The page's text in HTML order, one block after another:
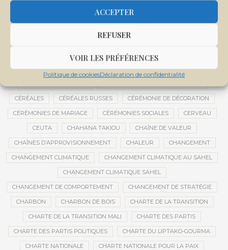
ACCEPTER
REFUSER
VOIR LES PRÉFÉRENCES
Politique de cookiesDéclaration de confidentialité
CENTRE D'INTELLIGENCE ARTIFICIELLE
CENTRE DE SANTÉ COMMUNAUTAIRE CENTRE DU MALI
CENTRE INTERNATIONAL DE CONFÉRENCES DE BAMAKO
CENTRE MALI
CENTRE NATIONAL DES EXAMENS ET CONCOURS DE L’ÉDUCATION
CÉRÉALES CÉRÉALES RUSSES CÉRÉMONIE DE DÉCORATION
CÉRÉMONIES DE MARIAGE CÉRÉMONIES SOCIALES CERVEAU
CEUTA CHAHANA TAKIOU CHAÎNE DE VALEUR
CHAÎNES D’APPROVISIONNEMENT CHALEUR CHANGEMENT
CHANGEMENT CLIMATIQUE CHANGEMENT CLIMATIQUE AU SAHEL
CHANGEMENT CLIMATIQUE SAHEL
CHANGEMENT DE COMPORTEMENT CHANGEMENT DE STRATÉGIE
CHARBON CHARBON DE BOIS CHARTE DE LA TRANSITION
CHARTE DE LA TRANSITION MALI CHARTE DES PARTIS
CHARTE DES PARTIS POLITIQUES CHARTE DU LIPTAKO-GOURMA
CHARTE NATIONALE CHARTE NATIONALE POUR LA PAIX